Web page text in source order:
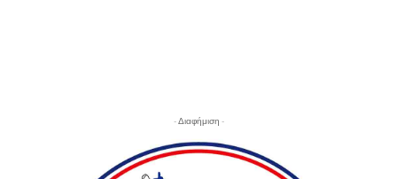
- Διαφήμιση -